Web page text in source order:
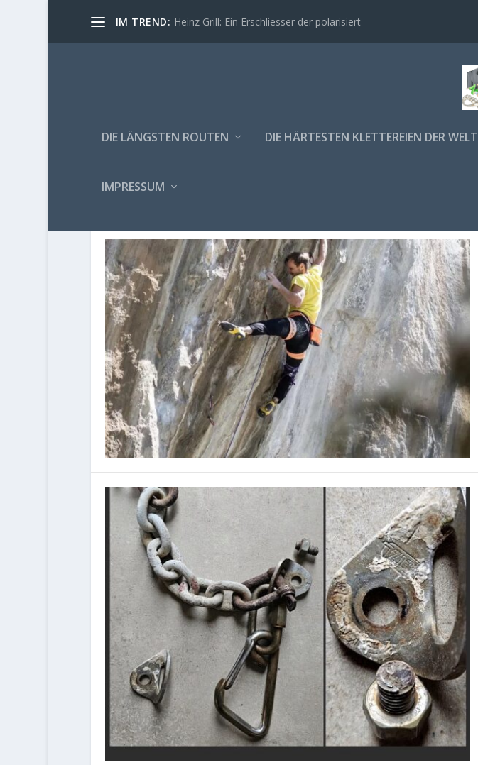
IM TREND: Heinz Grill: Ein Erschliesser der polarisiert
DIE LÄNGSTEN ROUTEN DIE HÄRTESTEN KLETTEREIEN DER WELT
IMPRESSUM